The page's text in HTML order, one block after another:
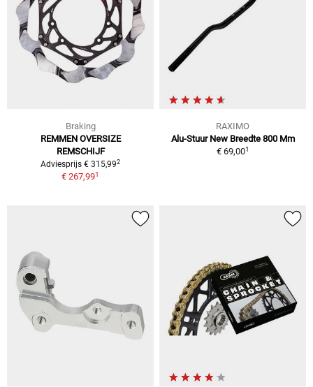
Braking
REMMEN OVERSIZE
REMSCHIJF
Adviesprijs € 315,992
€ 267,991
RAXIMO
Alu-Stuur New Breedte 800 Mm
€ 69,001